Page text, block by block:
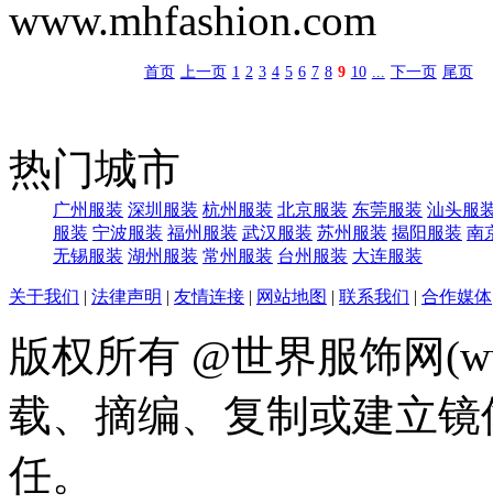
www.mhfashion.com
首页 上一页 1 2 3 4 5 6 7 8 9 10 ... 下一页 尾页
热门城市
广州服装 深圳服装 杭州服装 北京服装 东莞服装 汕头服
服装 宁波服装 福州服装 武汉服装 苏州服装 揭阳服装 南
无锡服装 湖州服装 常州服装 台州服装 大连服装
关于我们 | 法律声明 | 友情连接 | 网站地图 | 联系我们 | 合作媒体
版权所有 @世界服饰网
载、摘编、复制或建立
任。